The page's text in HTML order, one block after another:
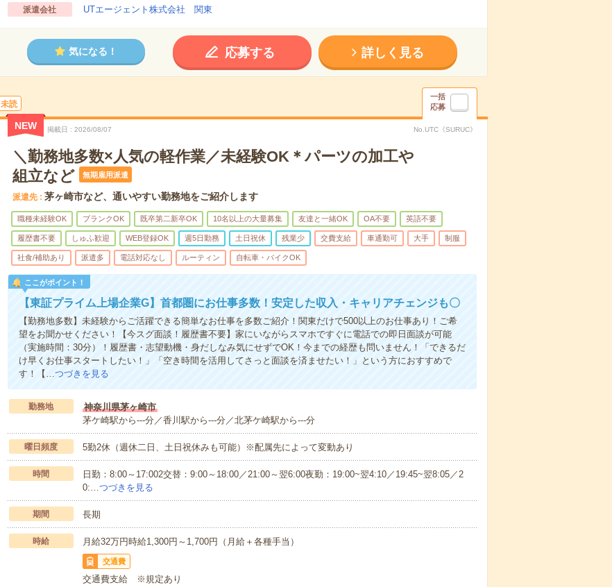
派遣会社 UTエージェント株式会社 関東
気になる！ 応募する 詳しく見る
未読
一括
応募
NEW 掲載日 2026/08/07 No.UTC《SURUC》
＼勤務地多数×人気の軽作業／未経験OK＊パーツの加工や
組立など
無期雇用派遣
派遣先 茅ヶ崎市など、通いやすい勤務地をご紹介します
職種未経験OK ブランクOK 既卒第二新卒OK 10名以上の大量募集 友達と一緒OK OA不要 英語不要
履歴書不要 しゅふ歓迎 WEB登録OK 週5日勤務 土日祝休 残業少 交費支給 車通勤可 大手 制服
社食/補助あり 派遣多 電話対応なし ルーティン 自転車・バイクOK
ここがポイント！
【東証プライム上場企業G】首都圏にお仕事多数！安定した収入・キャリアチェンジも〇
【勤務地多数】未経験からご活躍できる簡単なお仕事を多数ご紹介！関東だけで500以上のお仕事あり！ご希
望をお聞かせください！【今スグ面談！履歴書不要】家にいながらスマホですぐに電話での即日面談が可能
（実施時間：30分）！履歴書・志望動機・身だしなみ気にせずでOK！今までの経歴も問いません！「できるだ
け早くお仕事スタートしたい！」「空き時間を活用してさっと面談を済ませたい！」という方におすすめで
す！【… つづきを見る
勤務地
神奈川県茅ヶ崎市
茅ケ崎駅から---分／香川駅から---分／北茅ケ崎駅から---分
曜日頻度 5勤2休（週休二日、土日祝休みも可能）※配属先によって変動あり
時間
日勤：8:00～17:002交替：9:00～18:00／21:00～翌6:00夜勤：19:00~翌4:10／19:45~翌8:05／2
0:… つづきを見る
期間 長期
時給 月給32万円時給1,300円～1,700円（月給＋各種手当）
交通費
交通費支給 ※規定あり